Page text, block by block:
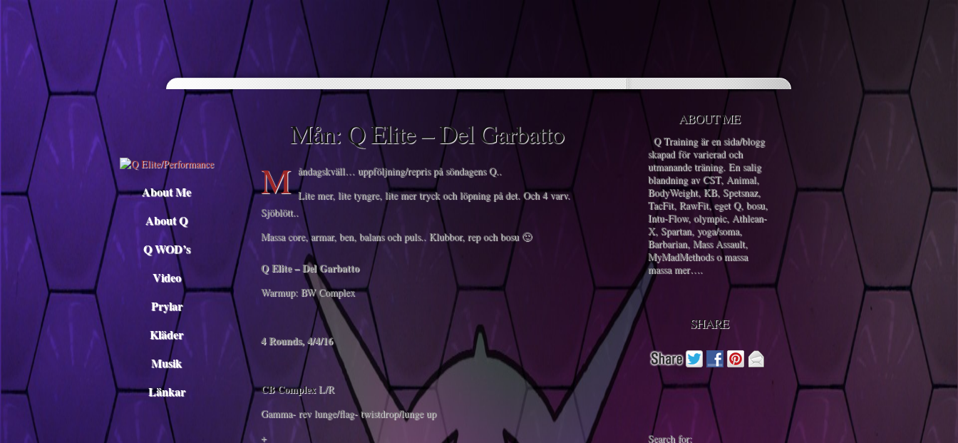
Descargar musica
About Me
About Q
Q WOD’s
Video
Prylar
Kläder
Musik
Länkar
Mån: Q Elite – Del Garbatto
M åndagskväll… uppföljning/repris på söndagens Q..
Lite mer, lite tyngre, lite mer tryck och löpning på det. Och 4 varv.
Sjöblött..
Massa core, armar, ben, balans och puls.. Klubbor, rep och bosu 🙂
Q Elite – Del Garbatto
Warmup: BW Complex
4 Rounds, 4/4/16
CB ComplexL/R
Gamma- rev lunge/flag- twistdrop/lunge up
+
ABOUT ME
Q Training är en sida/blogg
skapad för varierad och
utmanande träning. En salig
blandning av CST, Animal,
BodyWeight, KB, Spetsnaz,
TacFit, RawFit, eget Q, bosu,
Intu-Flow, olympic, Athlean-
X, Spartan, yoga/soma,
Barbarian, Mass Assault,
MyMadMethods o massa
massa mer….
SHARE
Search for: